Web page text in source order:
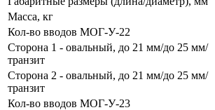
Масса, кг
Кол-во вводов МОГ-У-22
Сторона 1 - овальный, до 21 мм/до 25 мм/
транзит
Сторона 2 - овальный, до 21 мм/до 25 мм/
транзит
Кол-во вводов МОГ-У-23